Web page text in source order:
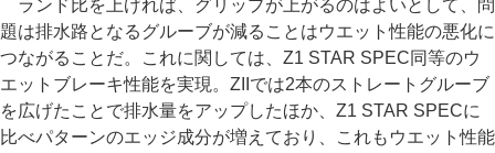
ランド比を上げれば、グリップが上がるのはよいとして、問
題は排水路となるグルーブが減ることはウエット性能の悪化に
つながることだ。これに関しては、Z1 STAR SPEC同等のウ
エットブレーキ性能を実現。ZIIでは2本のストレートグルーブ
を広げたことで排水量をアップしたほか、Z1 STAR SPECに
比べパターンのエッジ成分が増えており、これもウエット性能